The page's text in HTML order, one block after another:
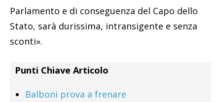
Parlamento e di conseguenza del Capo dello
Stato, sarà durissima, intransigente e senza
sconti».
Punti Chiave Articolo
Balboni prova a frenare